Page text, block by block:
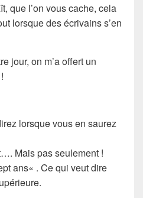
que l’on vous cache, cela
lorsque desécrivainss’en
jour, on m’a offert un
lorsque vous en saurez
Mais pas seulement !
ans« . Ce qui veut dire